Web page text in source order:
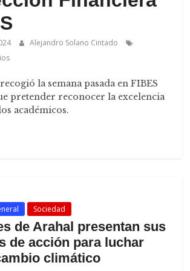
Alejandro Solano Cintado
la semana pasada en FIBES
pretender reconocer la excelencia
académicos.
Sociedad
de Arahal presentan sus
de acción para luchar
climático